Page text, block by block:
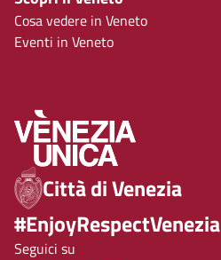
Cosa vedere in Veneto
Eventi in Veneto
Città di Venezia
#EnjoyRespectVenezia
Seguici su